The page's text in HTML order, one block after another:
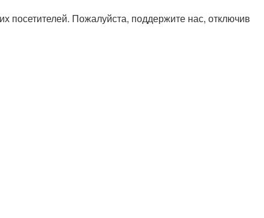
Пожалуйста, поддержите нас, отключив